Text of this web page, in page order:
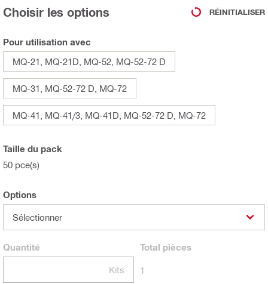
Choisir les options RÉINITIALISER
Pour utilisation avec
MQ-21, MQ-21D, MQ-52, MQ-52-72 D
MQ-31, MQ-52-72 D, MQ-72
MQ-41, MQ-41/3, MQ-41D, MQ-52-72 D, MQ-72
Taille du pack
50 pce(s)
Options
Sélectionner
Quantité
Kits
Total pièces
1